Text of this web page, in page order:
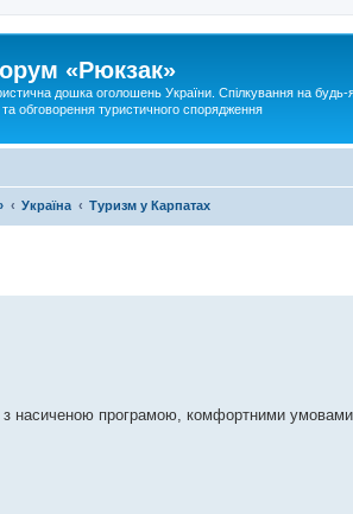
«Рюкзак»
дошка оголошень України. Спілкування на будь-
обговорення туристичного спорядження
Україна Туризм у Карпатах
з насиченою програмою, комфортними